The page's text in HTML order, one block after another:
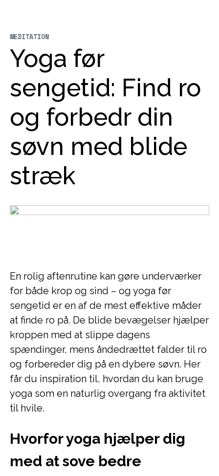
Yoga før
sengetid: Find ro
og forbedr din
søvn med blide
stræk
MEDITATION
En rolig aftenrutine kan gøre underværker
for både krop og sind – og yoga før
sengetid er en af de mest effektive måder
at finde ro på. De blide bevægelser hjælper
kroppen med at slippe dagens
spændinger, mens åndedrættet falder til ro
og forbereder dig på en dybere søvn. Her
får du inspiration til, hvordan du kan bruge
yoga som en naturlig overgang fra aktivitet
til hvile.
Hvorfor yoga hjælper dig
med at sove bedre